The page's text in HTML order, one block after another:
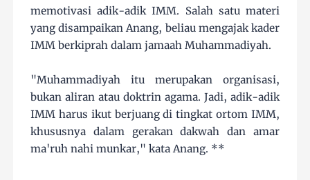
memotivasi adik-adik IMM. Salah satu materi
yang disampaikan Anang, beliau mengajak kader
IMM berkiprah dalam jamaah Muhammadiyah.
"Muhammadiyah itu merupakan organisasi,
bukan aliran atau doktrin agama. Jadi, adik-adik
IMM harus ikut berjuang di tingkat ortom IMM,
khususnya dalam gerakan dakwah dan amar
ma'ruh nahi munkar," kata Anang. **